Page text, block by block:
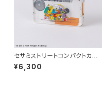
セサミストリートコンパクトカセ
ットプレーヤー(GOODS)
¥6,300